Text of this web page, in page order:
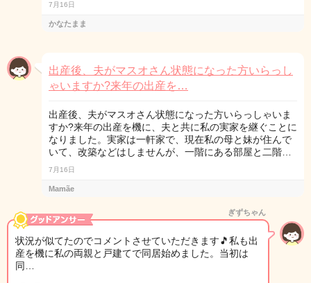
7月16日
かなたまま
出産後、夫がマスオさん状態になった方いらっし
ゃいますか?来年の出産を…
出産後、夫がマスオさん状態になった方いらっしゃいま
すか?来年の出産を機に、夫と共に私の実家を継ぐことに
なりました。実家は一軒家で、現在私の母と妹が住んで
いて、改築などはしませんが、一階にある部屋と二階…
7月16日
Mamãe
ぎずちゃん
状況が似てたのでコメントさせていただきます🎵私も出
産を機に私の両親と戸建てで同居始めました。当初は
同…